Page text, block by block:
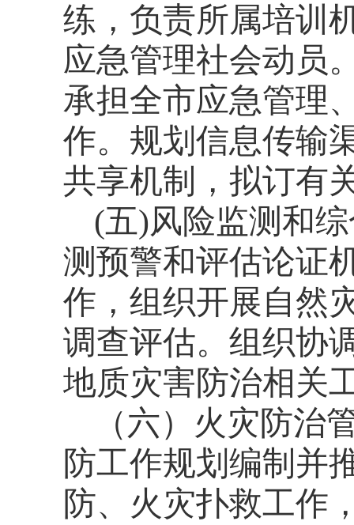
练，负责所属培训
应急管理社会动员
承担全市应急管理
作。规划信息传输
共享机制，拟订有
(五)风险监测和
测预警和评估论证
作，组织开展自然
调查评估。组织协
地质灾害防治相关
（六）火灾防治
防工作规划编制并
防、火灾扑救工作